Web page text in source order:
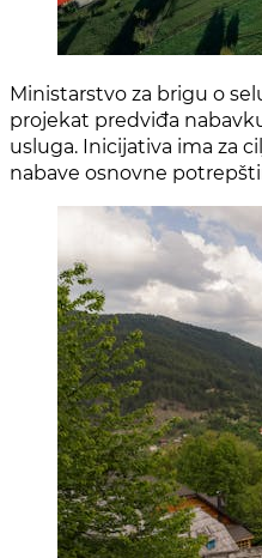
Ministarstvo za brigu o
projekat predviđa
usluga. Inicijativa ima za
nabave osnovne